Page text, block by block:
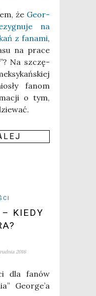
że Geo­r­
na
z fana­mi,
na pra­ce
Na szczę­
fanom
o tym,
KIEDY
2016
dla fanów
Geo­r­ge­’a